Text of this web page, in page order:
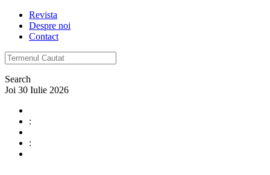
Revista
Despre noi
Contact
Search
Joi 30 Iulie 2026
:
: